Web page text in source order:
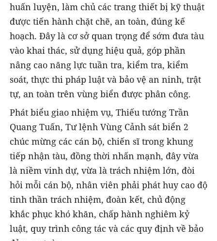
huấn luyện, làm chủ các trang thiết bị kỹ thuật
được tiến hành chặt chẽ, an toàn, đúng kế
hoạch. Đây là cơ sở quan trọng để sớm đưa tàu
vào khai thác, sử dụng hiệu quả, góp phần
nâng cao năng lực tuần tra, kiểm tra, kiểm
soát, thực thi pháp luật và bảo vệ an ninh, trật
tự, an toàn trên vùng biển được phân công.
Phát biểu giao nhiệm vụ, Thiếu tướng Trần
Quang Tuấn, Tư lệnh Vùng Cảnh sát biển 2
chúc mừng các cán bộ, chiến sĩ trong khung
tiếp nhận tàu, đồng thời nhấn mạnh, đây vừa
là niềm vinh dự, vừa là trách nhiệm lớn, đòi
hỏi mỗi cán bộ, nhân viên phải phát huy cao độ
tinh thần trách nhiệm, đoàn kết, chủ động
khắc phục khó khăn, chấp hành nghiêm kỷ
luật, quy trình công tác và các quy định về bảo